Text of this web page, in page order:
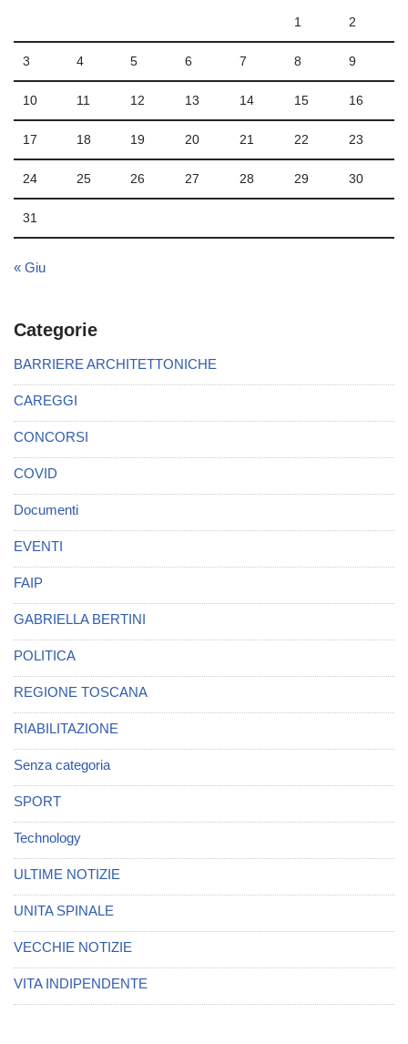
1 2
3 4 5 6 7 8 9
10 11 12 13 14 15 16
17 18 19 20 21 22 23
24 25 26 27 28 29 30
31
« Giu
Categorie
BARRIERE ARCHITETTONICHE
CAREGGI
CONCORSI
COVID
Documenti
EVENTI
FAIP
GABRIELLA BERTINI
POLITICA
REGIONE TOSCANA
RIABILITAZIONE
Senza categoria
SPORT
Technology
ULTIME NOTIZIE
UNITA SPINALE
VECCHIE NOTIZIE
VITA INDIPENDENTE